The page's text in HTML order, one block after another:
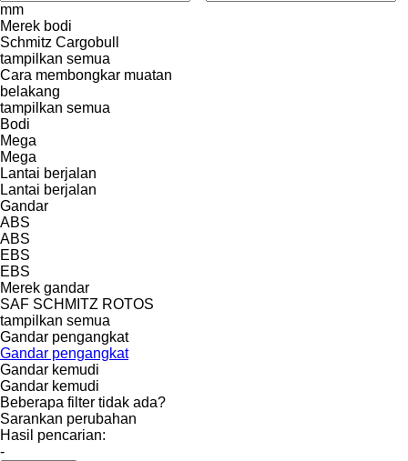
mm
Merek bodi
Schmitz Cargobull
tampilkan semua
Cara membongkar muatan
belakang
tampilkan semua
Bodi
Mega
Mega
Lantai berjalan
Lantai berjalan
Gandar
ABS
ABS
EBS
EBS
Merek gandar
SAF SCHMITZ ROTOS
tampilkan semua
Gandar pengangkat
Gandar pengangkat
Gandar kemudi
Gandar kemudi
Beberapa filter tidak ada?
Sarankan perubahan
Hasil pencarian:
-